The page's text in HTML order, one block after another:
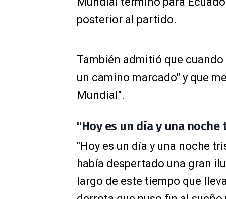
posterior al partido.
También admitió que
un camino marcado" y que
Mundial".
"Hoy es un día y una
"Hoy es un día y una noche
había despertado una gran
largo de este tiempo que